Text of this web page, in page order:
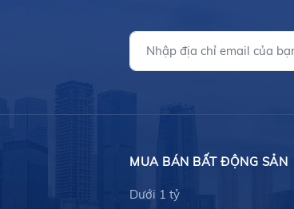
MUA BÁN BẤT ĐỘNG SẢN
Dưới 1 tỷ